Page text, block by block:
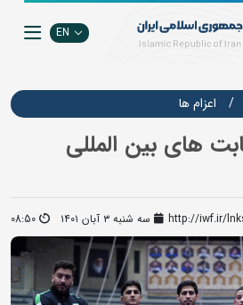
EN
اعزام ها
های بین المللی
http://iwf.ir/ سه شنبه ۳ آبان ۱۴۰۱ 08:50